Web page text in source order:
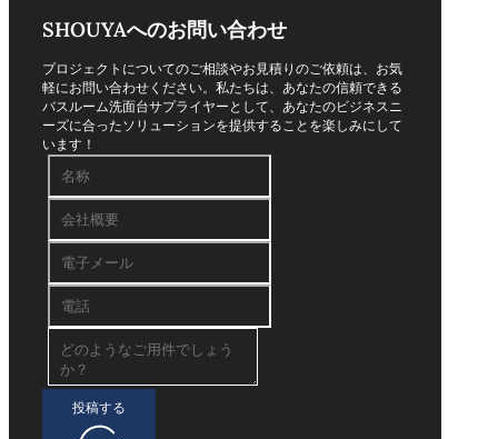
SHOUYAへのお問い合わせ
プロジェクトについてのご相談やお見積りのご依頼は、お気
軽にお問い合わせください。私たちは、あなたの信頼できる
バスルーム洗面台サプライヤーとして、あなたのビジネスニ
ーズに合ったソリューションを提供することを楽しみにして
います！
投稿する